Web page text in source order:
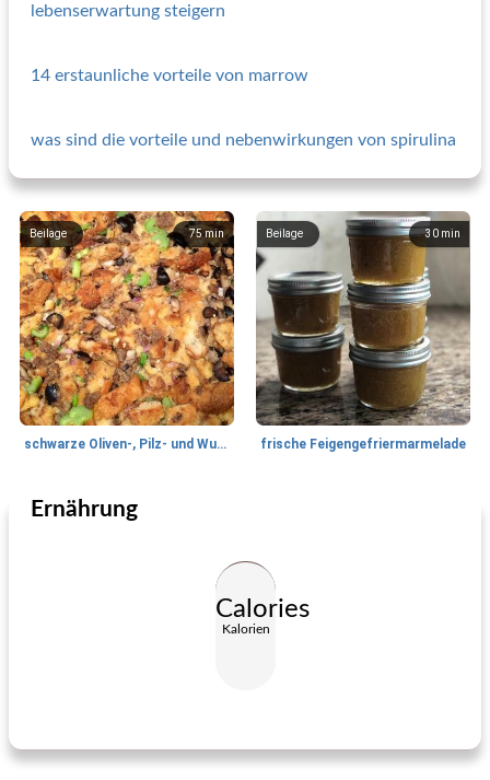
lebenserwartung steigern
14 erstaunliche vorteile von marrow
was sind die vorteile und nebenwirkungen von spirulina
75min
Beilage
schwarze Oliven-, Pilz- und Wurstfüllung
30 min
Beilage
frische Feigengefriermarmelade
Beilage
Ernährung
Calories
Kalorien